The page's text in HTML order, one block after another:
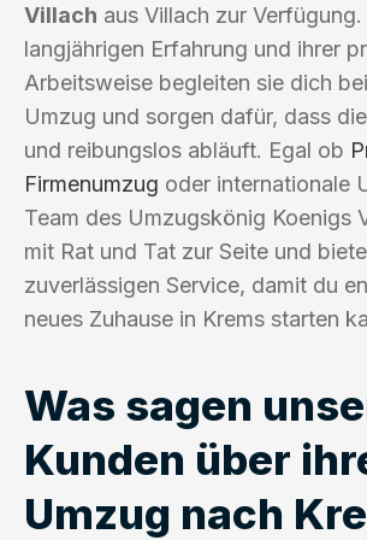
Villach aus Villach zur
langjährigen Erfahrung und ihrer
Arbeitsweise begleiten sie dich
Umzug und sorgen dafür, dass
und reibungslos abläuft. Egal ob
Firmenumzug oder internationale
Team des Umzugskönig Koenigs
mit Rat und Tat zur Seite und
zuverlässigen Service, damit du
neues Zuhause in Krems starten
Was sagen
Kunden über
Umzug nach